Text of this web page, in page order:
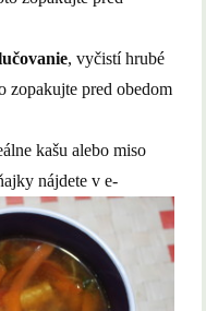
, vyčistí hrubé
zopakujte pred obedom
kašu alebo miso
nájdete v e-